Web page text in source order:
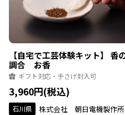
【自宅で工芸体験キット】 香
調合 お香
ギフト対応・手さげ封入可
3,960円(税込)
石川県 株式会社 朝日電機製作所